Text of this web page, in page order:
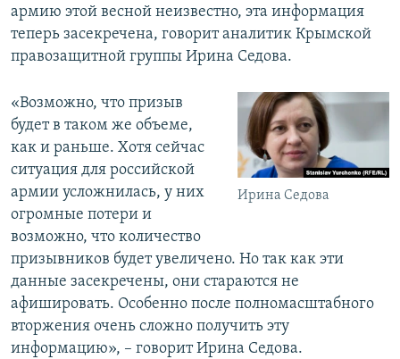
армию этой весной неизвестно, эта информация
теперь засекречена, говорит аналитик Крымской
правозащитной группы Ирина Седова.
Ирина Седова
«Возможно, что призыв
будет в таком же объеме,
как и раньше. Хотя сейчас
ситуация для российской
армии усложнилась, у них
огромные потери и
возможно, что количество
призывников будет увеличено. Но так как эти
данные засекречены, они стараются не
афишировать. Особенно после полномасштабного
вторжения очень сложно получить эту
информацию», – говорит Ирина Седова.